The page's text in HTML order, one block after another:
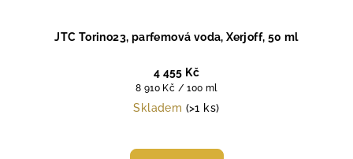
JTC Torino23, parfemová voda, Xerjoff, 50 ml
4 455 Kč
Měrná
cena:
8 910 Kč / 100 ml
Skladem (>1 ks)
hodnocení